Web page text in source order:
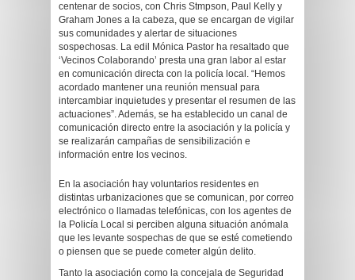
centenar de socios, con Chris Stmpson, Paul Kelly y
Graham Jones a la cabeza, que se encargan de vigilar
sus comunidades y alertar de situaciones
sospechosas. La edil Mónica Pastor ha resaltado que
‘Vecinos Colaborando’ presta una gran labor al estar
en comunicación directa con la policía local. “Hemos
acordado mantener una reunión mensual para
intercambiar inquietudes y presentar el resumen de las
actuaciones”. Además, se ha establecido un canal de
comunicación directo entre la asociación y la policía y
se realizarán campañas de sensibilización e
información entre los vecinos.
En la asociación hay voluntarios residentes en
distintas urbanizaciones que se comunican, por correo
electrónico o llamadas telefónicas, con los agentes de
la Policía Local si perciben alguna situación anómala
que les levante sospechas de que se esté cometiendo
o piensen que se puede cometer algún delito.
Tanto la asociación como la concejala de Seguridad